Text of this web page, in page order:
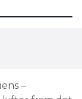
med hjälp av